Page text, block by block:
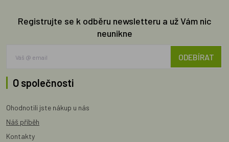
Registrujte se k odběru newsletteru a už Vám nic
neunikne
ODEBÍRAT
O společnosti
Ohodnotili jste nákup u nás
Náš příběh
Kontakty